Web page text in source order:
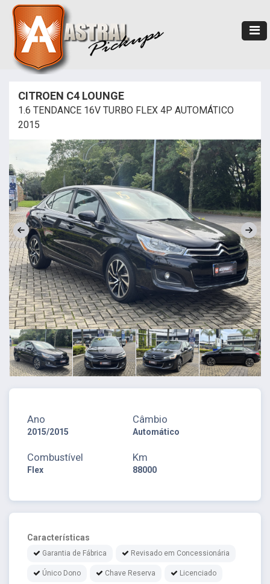
CITROEN C4 LOUNGE
1.6 TENDANCE 16V TURBO FLEX 4P AUTOMÁTICO
2015
Ano
2015/2015
Câmbio
Automático
Combustível
Flex
Km
88000
Características
Garantia de Fábrica Revisado em Concessionária
Único Dono Chave Reserva Licenciado